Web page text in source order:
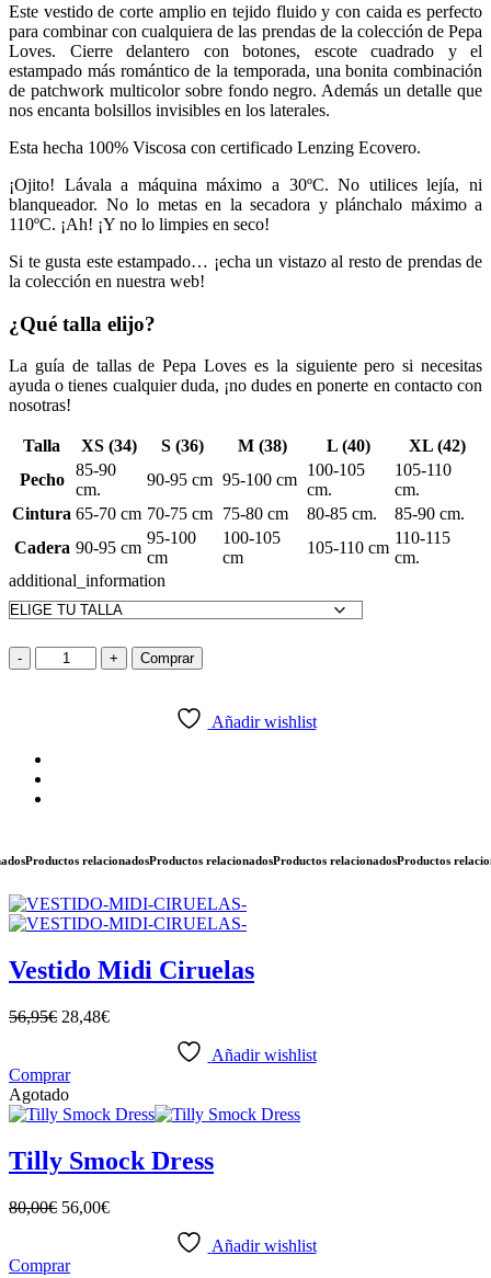
Este vestido de corte amplio en tejido fluido y con caida es perfecto
para combinar con cualquiera de las prendas de la colección de Pepa
Loves. Cierre delantero con botones, escote cuadrado y el
estampado más romántico de la temporada, una bonita combinación
de patchwork multicolor sobre fondo negro. Además un detalle que
nos encanta bolsillos invisibles en los laterales.
Esta hecha 100% Viscosa con certificado Lenzing Ecovero.
¡Ojito! Lávala a máquina máximo a 30ºC. No utilices lejía, ni
blanqueador. No lo metas en la secadora y plánchalo máximo a
110ºC. ¡Ah! ¡Y no lo limpies en seco!
Si te gusta este estampado… ¡echa un vistazo al resto de prendas de
la colección en nuestra web!
¿Qué talla elijo?
La guía de tallas de Pepa Loves es la siguiente pero si necesitas
ayuda o tienes cualquier duda, ¡no dudes en ponerte en contacto con
nosotras!
Talla XS (34) S (36) M (38) L (40)
XL (42)
Pecho
85-90
cm.
90-95 cm 95-100 cm
100-105
cm.
105-110
cm.
Cintura 65-70 cm 70-75 cm 75-80 cm 80-85 cm.
85-90 cm.
Cadera 90-95 cm
95-100
cm
100-105
cm
105-110 cm
110-115
cm.
additional_information
- + Comprar
Añadir wishlist
Productos relacionadosProductos relacionadosProductos relacionadosProductos
Vestido Midi Ciruelas
56,95€ 28,48€
Añadir wishlist
Comprar
Agotado
Tilly Smock Dress
80,00€ 56,00€
Añadir wishlist
Comprar